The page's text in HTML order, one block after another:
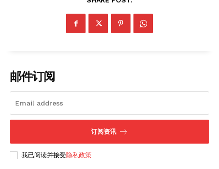
邮件订阅
订阅资讯
我已阅读并接受隐私政策